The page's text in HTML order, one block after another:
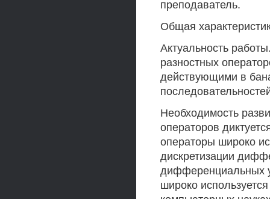
преподаватель.
Общая
Актуальность
разностных
действующими в
Необходимость
операторов
операторы широко
дискретизации
дифференциальных
широко